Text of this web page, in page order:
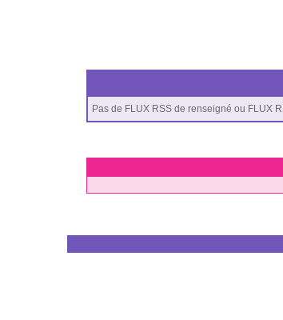
Pas de FLUX RSS de renseigné ou FLUX